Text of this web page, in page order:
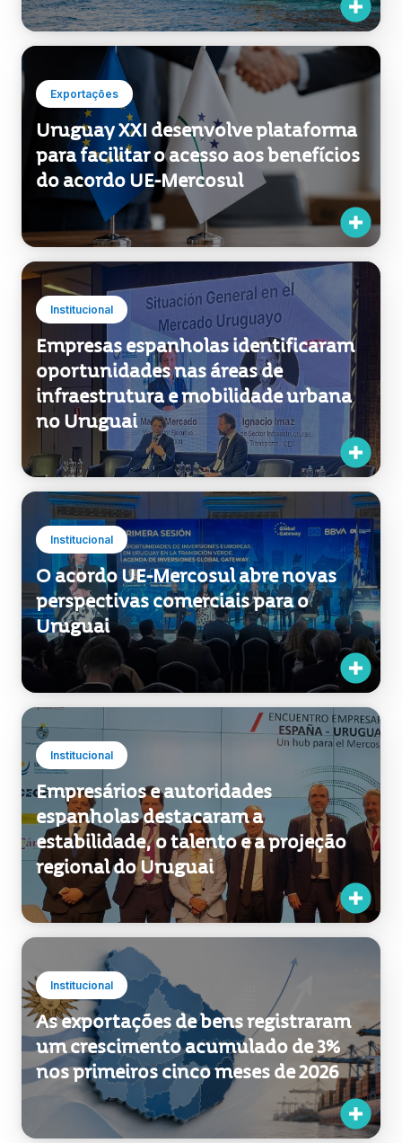
Exportações
Uruguay XXI desenvolve plataforma
para facilitar o acesso aos benefícios
do acordo UE-Mercosul
Institucional
Empresas espanholas identificaram
oportunidades nas áreas de
infraestrutura e mobilidade urbana
no Uruguai
Institucional
O acordo UE-Mercosul abre novas
perspectivas comerciais para o
Uruguai
Institucional
Empresários e autoridades
espanholas destacaram a
estabilidade, o talento e a projeção
regional do Uruguai
Institucional
As exportações de bens registraram
um crescimento acumulado de 3%
nos primeiros cinco meses de 2026